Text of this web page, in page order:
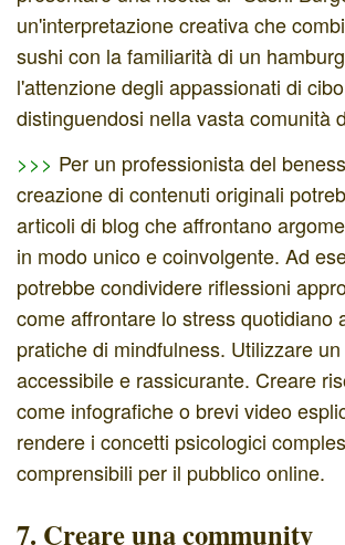
un'interpretazione creativa che
sushi con la familiarità di un
l'attenzione degli appassionati di
distinguendosi nella vasta comunità
>>> Per un professionista del
creazione di contenuti originali
articoli di blog che affrontano
in modo unico e coinvolgente. Ad
potrebbe condividere riflessioni
come affrontare lo stress quotidiano
pratiche di mindfulness. Utilizzare
accessibile e rassicurante. Creare
come infografiche o brevi video
rendere i concetti psicologici
comprensibili per il pubblico online.
7. Creare una community